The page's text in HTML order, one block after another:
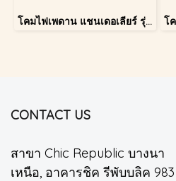
โคมไฟเพดาน แชนเดอเลียร์ รุ่น A028-D60
CONTACT US
สาขา Chic Republic บางนา
เหนือ, อาคารชิค รีพับบลิค